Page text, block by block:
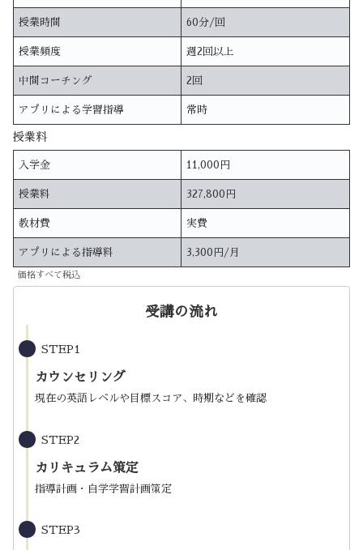
授業時間 60分/回
授業頻度 週2回以上
中間コーチング 2回
アプリによる学習指導 常時
授業料
入学金 11,000円
授業料 327,800円
教材費 実費
アプリによる指導料 3,300円/月
価格すべて税込
受講の流れ
STEP1
カウンセリング
現在の英語レベルや目標スコア、時期などを確認
STEP2
カリキュラム策定
指導計画・自学学習計画策定
STEP3